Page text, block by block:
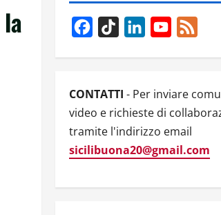
Facebook
TikTok LinkedInYouTube
CONTATTI - Per inviare
video e richieste di
tramite l'indirizzo email
sicilibuona20@gmail.com